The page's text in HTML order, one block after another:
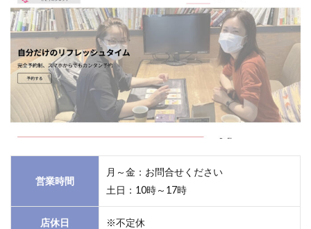
営業時間
月～金：お問合せください
土日：10時～17時
店休日 ※不定休